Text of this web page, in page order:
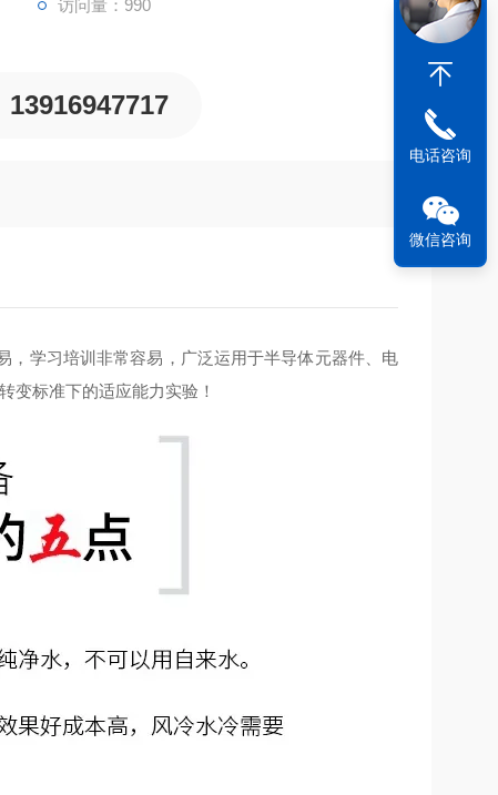
访问量：990
13916947717
，学习培训非常容易，广泛运用于半导体元器件、电
变标准下的适应能力实验！
电话咨询
微信咨询